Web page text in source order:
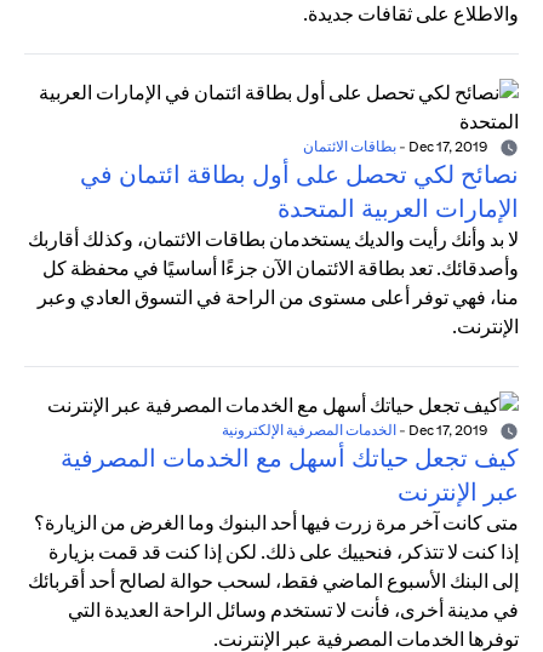
والاطلاع على ثقافات جديدة.
- بطاقات الائتمان
نصائح لكي تحصل على أول بطاقة ائتمان في
الإمارات العربية المتحدة
لا بد وأنك رأيت والديك يستخدمان بطاقات الائتمان، وكذلك أقاربك
وأصدقائك. تعد بطاقة الائتمان الآن جزءًا أساسيًا في محفظة كل
منا، فهي توفر أعلى مستوى من الراحة في التسوق العادي وعبر
الإنترنت.
- الخدمات المصرفية الإلكترونية
كيف تجعل حياتك أسهل مع الخدمات المصرفية
عبر الإنترنت
متى كانت آخر مرة زرت فيها أحد البنوك وما الغرض من الزيارة؟
إذا كنت لا تتذكر، فنحييك على ذلك. لكن إذا كنت قد قمت بزيارة
إلى البنك الأسبوع الماضي فقط، لسحب حوالة لصالح أحد أقربائك
في مدينة أخرى، فأنت لا تستخدم وسائل الراحة العديدة التي
توفرها الخدمات المصرفية عبر الإنترنت.